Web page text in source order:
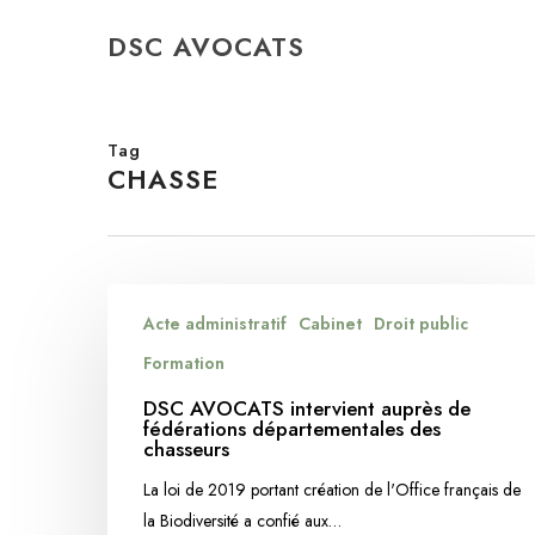
DSC AVOCATS
Tag
CHASSE
AVOCATS
intervient
fédérations
départementales
Acte administratif Cabinet Droit public
Formation
DSC AVOCATS intervient auprès de
fédérations départementales des
chasseurs
La loi de 2019 portant création de l'Office français de
la Biodiversité a confié aux…